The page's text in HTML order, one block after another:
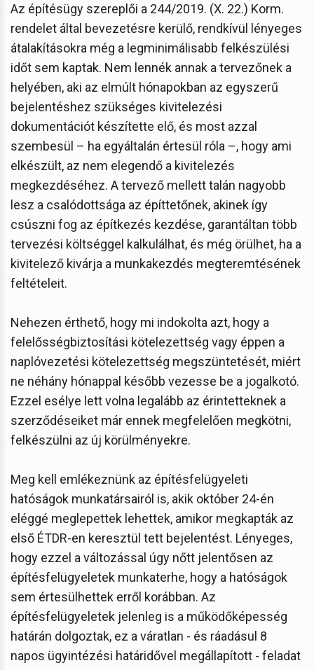
Az építésügy szereplői a 244/2019. (X. 22.) Korm.
rendelet által bevezetésre kerülő, rendkívül lényeges
átalakításokra még a legminimálisabb felkészülési
időt sem kaptak. Nem lennék annak a tervezőnek a
helyében, aki az elmúlt hónapokban az egyszerű
bejelentéshez szükséges kivitelezési
dokumentációt készítette elő, és most azzal
szembesül – ha egyáltalán értesül róla –, hogy ami
elkészült, az nem elegendő a kivitelezés
megkezdéséhez. A tervező mellett talán nagyobb
lesz a csalódottsága az építtetőnek, akinek így
csúszni fog az építkezés kezdése, garantáltan több
tervezési költséggel kalkulálhat, és még örülhet, ha a
kivitelező kivárja a munkakezdés megteremtésének
feltételeit.
Nehezen érthető, hogy mi indokolta azt, hogy a
felelősségbiztosítási kötelezettség vagy éppen a
naplóvezetési kötelezettség megszüntetését, miért
ne néhány hónappal később vezesse be a jogalkotó.
Ezzel esélye lett volna legalább az érintetteknek a
szerződéseiket már ennek megfelelően megkötni,
felkészülni az új körülményekre.
Meg kell emlékeznünk az építésfelügyeleti
hatóságok munkatársairól is, akik október 24-én
eléggé meglepettek lehettek, amikor megkapták az
első ÉTDR-en keresztül tett bejelentést. Lényeges,
hogy ezzel a változással úgy nőtt jelentősen az
építésfelügyeletek munkaterhe, hogy a hatóságok
sem értesülhettek erről korábban. Az
építésfelügyeletek jelenleg is a működőképesség
határán dolgoztak, ez a váratlan - és ráadásul 8
napos ügyintézési határidővel megállapított - feladat